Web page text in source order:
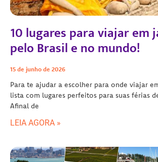
10 lugares para viajar em
pelo Brasil e no mundo!
15 de junho de 2026
Para te ajudar a escolher para onde viajar
lista com lugares perfeitos para suas férias
Afinal de
LEIA AGORA »